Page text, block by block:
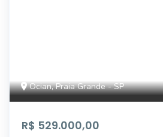
Ocian, Praia Grande - SP
R$ 529.000,00